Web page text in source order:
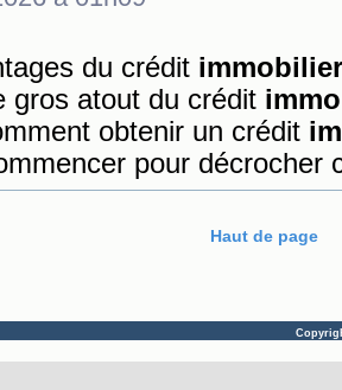
du crédit immobilier
gros atout du crédit
obtenir un crédit
pour décrocher
Haut de page